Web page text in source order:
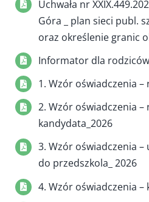
Uchwała nr
Góra _ plan sieci publ.
oraz określenie granic
Informator dla rodziców
1. Wzór oświadczenia
2. Wzór oświadczenia –
kandydata_2026
3. Wzór oświadczenia –
do przedszkola_ 2026
4. Wzór oświadczenia –